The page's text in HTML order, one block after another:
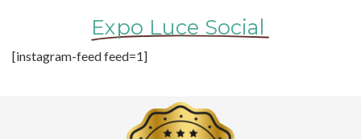
Expo Luce Social
[instagram-feed feed=1]